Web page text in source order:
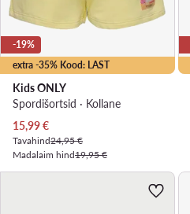
extra -35% Kood: LAST
-19%
Kids ONLY
Spordišortsid · Kollane
Praegune hind
15,99€
Tavahind24,95 €
Madalaim hind19,95 €